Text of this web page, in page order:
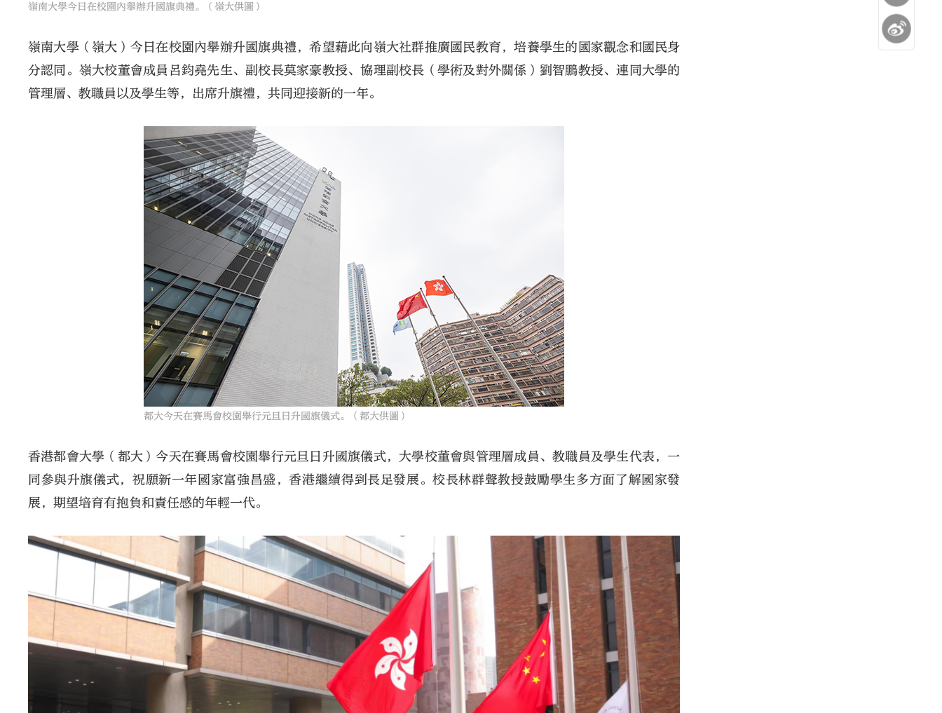
嶺南大學今日在校園內舉辦升國旗典禮。（嶺大供圖）
嶺南大學（嶺大）今日在校園內舉辦升國旗典禮，希望藉此向嶺大社群推廣國民教育，培養學生的國家觀念和國民身
分認同。嶺大校董會成員呂鈞堯先生、副校長莫家豪教授、協理副校長（學術及對外關係）劉智鵬教授、連同大學的
管理層、教職員以及學生等，出席升旗禮，共同迎接新的一年。
都大今天在賽馬會校園舉行元旦日升國旗儀式。（都大供圖）
香港都會大學（都大）今天在賽馬會校園舉行元旦日升國旗儀式，大學校董會與管理層成員、教職員及學生代表，一
同參與升旗儀式，祝願新一年國家富強昌盛，香港繼續得到長足發展。校長林群聲教授鼓勵學生多方面了解國家發
展，期望培育有抱負和責任感的年輕一代。